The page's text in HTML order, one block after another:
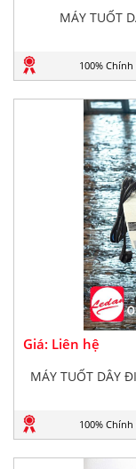
MÁY TUỐT
100%
Giá: Liên hệ
MÁY TUỐT DÂY
100%